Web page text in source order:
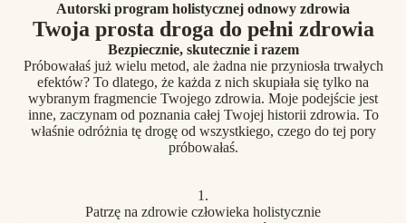
Autorski program holistycznej odnowy zdrowia
Twoja prosta droga do pełni zdrowia
Bezpiecznie, skutecznie i razem
Próbowałaś już wielu metod, ale żadna nie przyniosła trwałych
efektów? To dlatego, że każda z nich skupiała się tylko na
wybranym fragmencie Twojego zdrowia. Moje podejście jest
inne, zaczynam od poznania całej Twojej historii zdrowia. To
właśnie odróżnia tę drogę od wszystkiego, czego do tej pory
próbowałaś.
1.
Patrzę na zdrowie człowieka holistycznie